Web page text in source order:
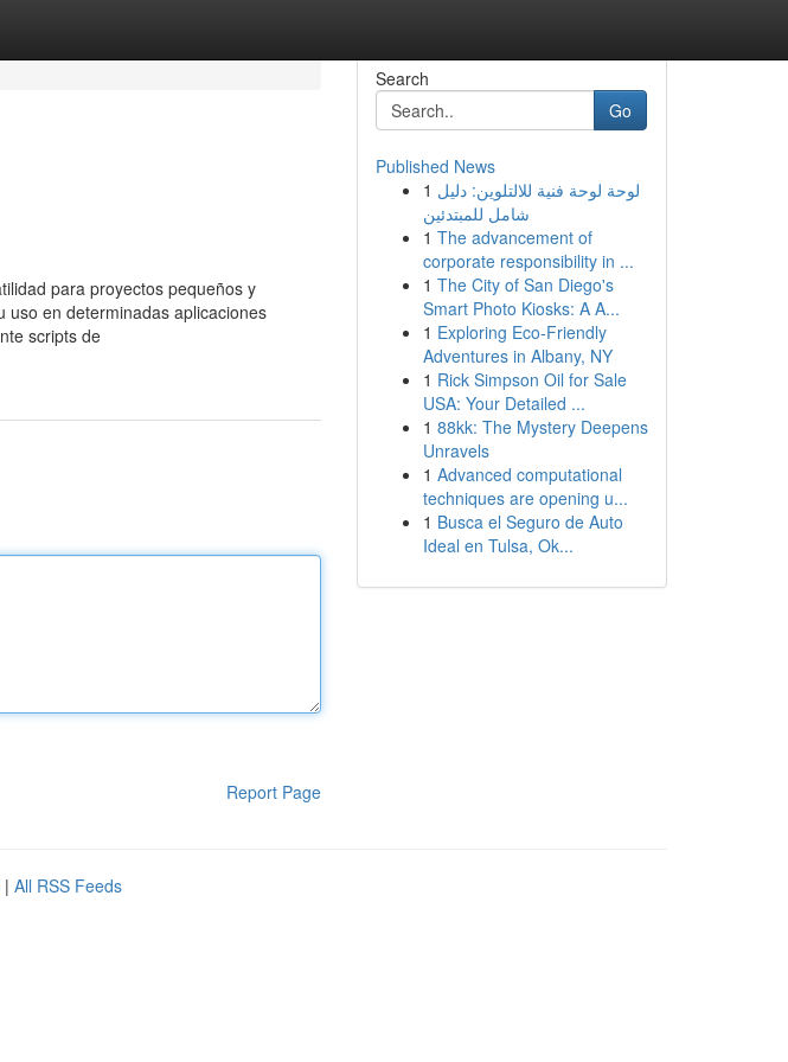
para proyectos pequeños y
uso en determinadas aplicaciones
scripts de
Report Page
Search
Go
Published News
1 لوحة لوحة فنية للالتلوين: دليل
شامل للمبتدئين
1 The advancement of
corporate responsibility in ...
1 The City of San Diego's
Smart Photo Kiosks: A A...
1 Exploring Eco-Friendly
Adventures in Albany, NY
1 Rick Simpson Oil for Sale
USA: Your Detailed ...
1 88kk: The Mystery Deepens
Unravels
1 Advanced computational
techniques are opening u...
1 Busca el Seguro de Auto
Ideal en Tulsa, Ok...
| All RSS Feeds